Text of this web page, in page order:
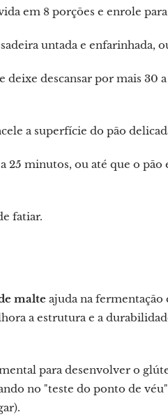
em 8 porções e enrole
untada e enfarinhada,
deixe descansar por mais 30
a superfície do pão
25 minutos, ou até que o
fatiar.
malte ajuda na fermentação
a estrutura e a
para desenvolver o
no "teste do ponto de